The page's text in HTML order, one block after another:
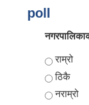
poll
Choices
राम्रो
ठिकै
नराम्रो